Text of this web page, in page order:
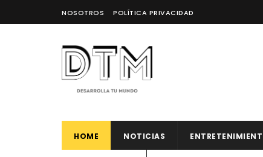
NOSOTROS POLÍTICA PRIVACIDAD
HOME NOTICIAS